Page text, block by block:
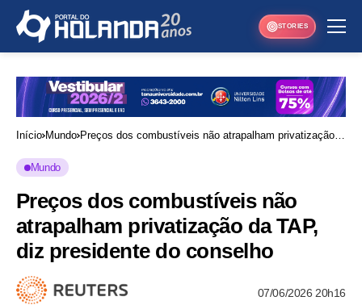
STORIES
Início Mundo Preços dos combustíveis não atrapalham privatização
Mundo
Preços dos combustíveis não
atrapalham privatização da TAP,
diz presidente do conselho
07/06/2026 20h16